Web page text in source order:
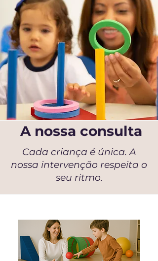
A nossa consulta
Cada criança é única. A
nossa intervenção respeita o
seu ritmo.